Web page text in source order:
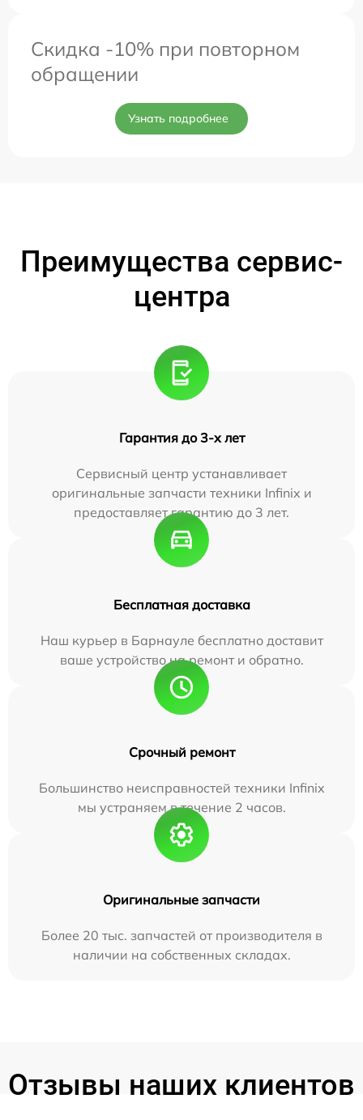
Скидка -10% при повторном
обращении
Узнать подробнее
Преимущества сервис-
центра
Гарантия до 3-х лет
Сервисный центр устанавливает
оригинальные запчасти техники Infinix и
предоставляет гарантию до 3 лет.
Бесплатная доставка
Наш курьер в Барнауле бесплатно доставит
ваше устройство на ремонт и обратно.
Срочный ремонт
Большинство неисправностей техники Infinix
мы устраняем в течение 2 часов.
Оригинальные запчасти
Более 20 тыс. запчастей от производителя в
наличии на собственных складах.
Отзывы наших клиентов